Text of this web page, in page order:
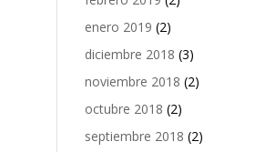
enero 2019 (2)
diciembre 2018 (3)
noviembre 2018 (2)
octubre 2018 (2)
septiembre 2018 (2)